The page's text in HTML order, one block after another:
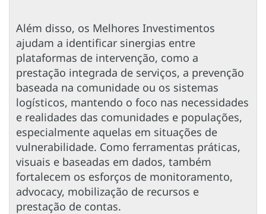
Além disso, os Melhores Investimentos
ajudam a identificar sinergias entre
plataformas de intervenção, como a
prestação integrada de serviços, a prevenção
baseada na comunidade ou os sistemas
logísticos, mantendo o foco nas necessidades
e realidades das comunidades e populações,
especialmente aquelas em situações de
vulnerabilidade. Como ferramentas práticas,
visuais e baseadas em dados, também
fortalecem os esforços de monitoramento,
advocacy, mobilização de recursos e
prestação de contas.